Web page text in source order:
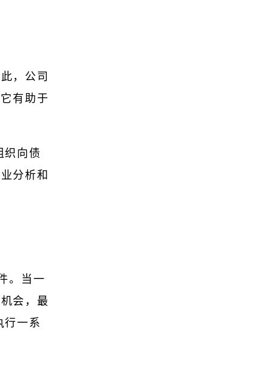
，公司
有助于
织向债
分析和
。当一
会，最
行一系